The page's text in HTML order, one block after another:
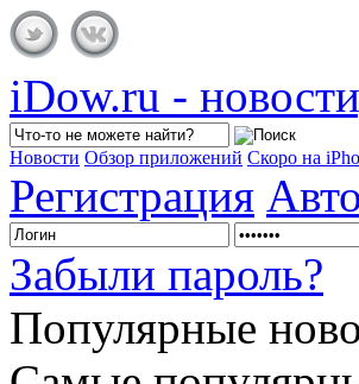
iDow.ru -
Новости Обзор приложений Скоро на
Регистрация
Забыли пароль?
Популярные